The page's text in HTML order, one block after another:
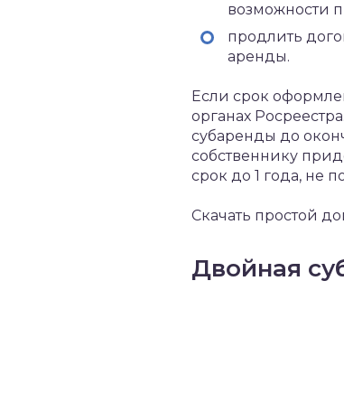
возможности
продлить
аренды.
Если срок
органах
субаренды до
собственнику
срок до 1 года, не
Скачать простой
Двойная